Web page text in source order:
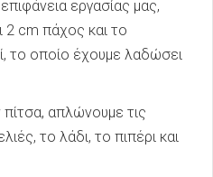
εργασίας μας,
2 cm πάχος και το
το οποίο έχουμε λαδώσει
απλώνουμε τις
το λάδι, το πιπέρι και